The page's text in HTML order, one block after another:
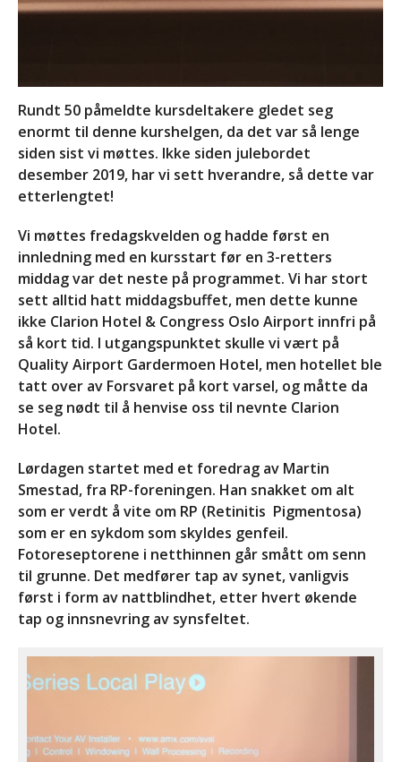
AKTIVITETSTREFF
(18+)
Endelig program for
Likepersonskurset
kommende helg!
Datoer for likepersonskurs
God påske!
Aktivitetstreff i Hurdal Syn
og Mestringssenter
september 11 @ 17:00 -
september 13 @ 14:00
Likepersonskurs på
30. april 2028 @ 18:00
Aktivitetstreff på Hurdal
29. september 2028 @
18:00-1. oktober 2028
@ 14:00
Se alle Hendelser
Forside
Aktiviteter
Kontakt
Rundt 50 påmeldte kursdeltakere gledet seg
enormt til denne kurshelgen, da det var så lenge
siden sist vi møttes. Ikke siden julebordet
desember 2019, har vi sett hverandre, så dette var
etterlengtet!
Vi møttes fredagskvelden og hadde først en
innledning med en kursstart før en 3-retters
middag var det neste på programmet. Vi har stort
sett alltid hatt middagsbuffet, men dette kunne
ikke Clarion Hotel & Congress Oslo Airport innfri på
så kort tid. I utgangspunktet skulle vi vært på
Quality Airport Gardermoen Hotel, men hotellet ble
tatt over av Forsvaret på kort varsel, og måtte da
se seg nødt til å henvise oss til nevnte Clarion
Hotel.
Lørdagen startet med et foredrag av Martin
Smestad, fra RP-foreningen. Han snakket om alt
som er verdt å vite om RP (Retinitis Pigmentosa)
som er en sykdom som skyldes genfeil.
Fotoreseptorene i netthinnen går smått om senn
til grunne. Det medfører tap av synet, vanligvis
først i form av nattblindhet, etter hvert økende
tap og innsnevring av synsfeltet.